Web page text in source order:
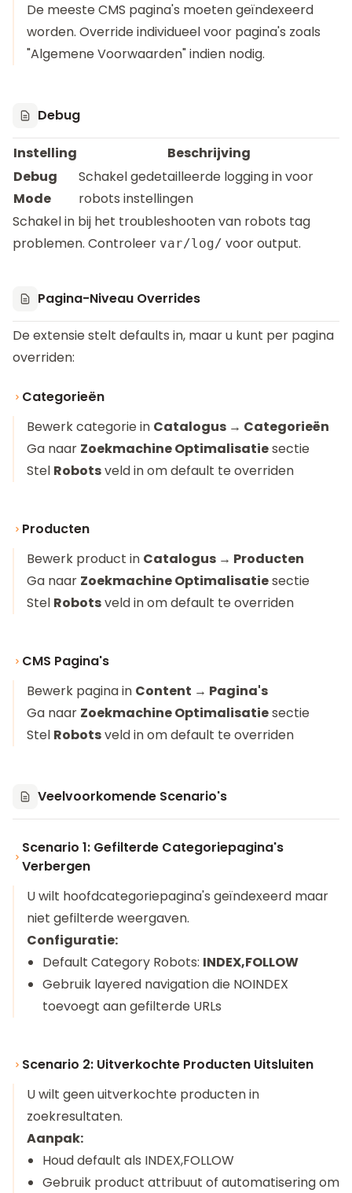
De meeste CMS pagina's moeten geïndexeerd
worden. Override individueel voor pagina's zoals
"Algemene Voorwaarden" indien nodig.
Debug
Instelling
Beschrijving
Debug
Mode
Schakel gedetailleerde logging in voor
robots instellingen
Schakel in bij het troubleshooten van robots tag
problemen. Controleer var/log/ voor output.
Pagina-Niveau Overrides
De extensie stelt defaults in, maar u kunt per pagina
overriden:
Categorieën
Bewerk categorie in Catalogus → Categorieën
Ga naar Zoekmachine Optimalisatiesectie
Stel Robotsveld in om default te overriden
Producten
Bewerk product in Catalogus → Producten
Ga naar Zoekmachine Optimalisatiesectie
Stel Robotsveld in om default te overriden
CMS Pagina's
Bewerk pagina in Content → Pagina's
Ga naar Zoekmachine Optimalisatiesectie
Stel Robotsveld in om default te overriden
Veelvoorkomende Scenario's
Scenario 1: Gefilterde Categoriepagina's
Verbergen
U wilt hoofdcategoriepagina's geïndexeerd maar
niet gefilterde weergaven.
Configuratie:
Default Category Robots: INDEX,FOLLOW
Gebruik layered navigation die NOINDEX
toevoegt aan gefilterde URLs
Scenario 2: Uitverkochte Producten Uitsluiten
U wilt geen uitverkochte producten in
zoekresultaten.
Aanpak:
Houd default als INDEX,FOLLOW
Gebruik product attribuut of automatisering om